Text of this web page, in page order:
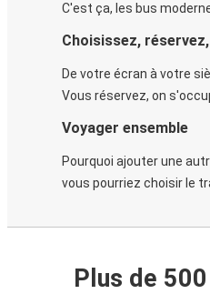
C'est ça, les bus
Choisissez,
De votre écran à votre
Vous réservez, on
Voyager ensemble
Pourquoi ajouter une
vous pourriez choisir le
Plus de